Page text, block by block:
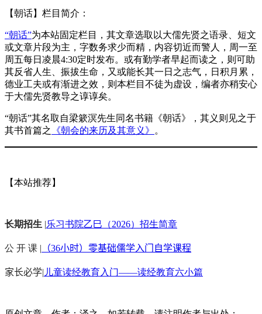
【朝话】栏目简介：
“朝话”为本站固定栏目，其文章选取以大儒先贤之语录、短文
或文章片段为主，字数务求少而精，内容切近而警人，周一至
周五每日凌晨4:30定时发布。或有勤学者早起而读之，则可助
其反省人生、振拔生命，又或能长其一日之志气，日积月累，
德业工夫或有渐进之效，则本栏目不徒为虚设，编者亦稍安心
于大儒先贤教导之谆谆矣。
“朝话”其名取自梁簌溟先生同名书籍《朝话》，其义则见之于
其书首篇之
《朝会的来历及其意义》 。
【本站推荐】
长期招生 |乐习书院乙巳（2026）招生简章
公 开 课 | （36小时）零基础儒学入门自学课程
家长必学| 儿童读经教育入门——读经教育六小篇